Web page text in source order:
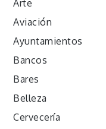
Arte
Aviación
Ayuntamientos
Bancos
Bares
Belleza
Cervecería